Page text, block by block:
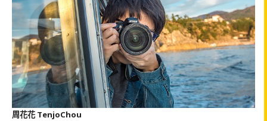
周花花 TenjoChou